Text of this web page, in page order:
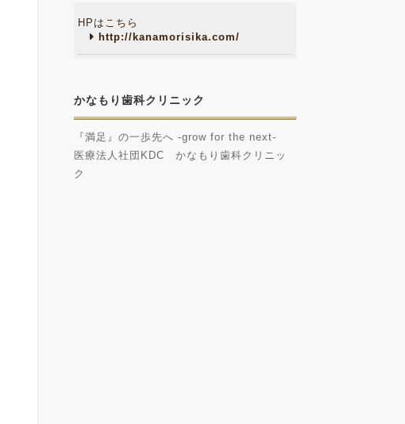
HPはこちら
http://kanamorisika.com/
かなもり歯科クリニック
『満足』の一歩先へ -grow for the next-
医療法人社団KDC かなもり歯科クリニッ
ク